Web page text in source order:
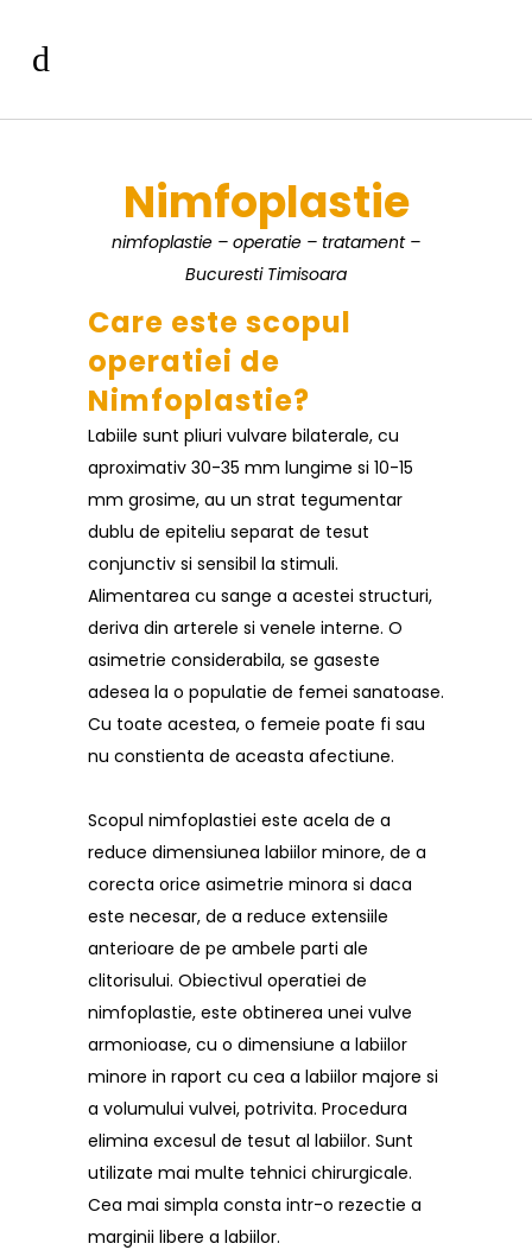
Nimfoplastie
nimfoplastie – operatie – tratament –
Bucuresti Timisoara
Care este scopul
operatiei de
Nimfoplastie?
Labiile sunt pliuri vulvare bilaterale, cu
aproximativ 30-35 mm lungime si 10-15
mm grosime, au un strat tegumentar
dublu de epiteliu separat de tesut
conjunctiv si sensibil la stimuli.
Alimentarea cu sange a acestei structuri,
deriva din arterele si venele interne. O
asimetrie considerabila, se gaseste
adesea la o populatie de femei sanatoase.
Cu toate acestea, o femeie poate fi sau
nu constienta de aceasta afectiune.
Scopul nimfoplastiei este acela de a
reduce dimensiunea labiilor minore, de a
corecta orice asimetrie minora si daca
este necesar, de a reduce extensiile
anterioare de pe ambele parti ale
clitorisului. Obiectivul operatiei de
nimfoplastie, este obtinerea unei vulve
armonioase, cu o dimensiune a labiilor
minore in raport cu cea a labiilor majore si
a volumului vulvei, potrivita. Procedura
elimina excesul de tesut al labiilor. Sunt
utilizate mai multe tehnici chirurgicale.
Cea mai simpla consta intr-o rezectie a
marginii libere a labiilor.